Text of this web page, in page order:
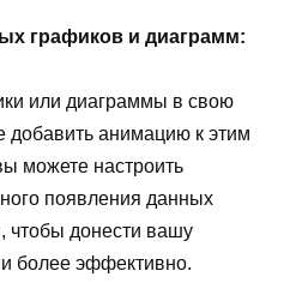
графиков и диаграмм:
или диаграммы в свою
добавить анимацию к этим
можете настроить
появления данных
чтобы донести вашу
более эффективно.